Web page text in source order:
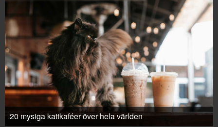
20 mysiga kattkaféer över hela världen